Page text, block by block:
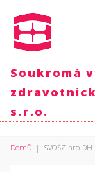
Soukromá
s.r.o.
Domů | SVOŠZ pro